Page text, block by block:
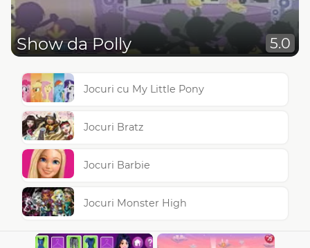
Show da Polly 5.0
Jocuri cu My Little Pony
Jocuri Bratz
Jocuri Barbie
Jocuri Monster High